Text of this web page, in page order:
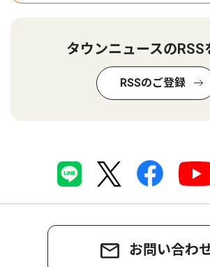
タウンニュースのRSS
RSSのご登録
お問い合わ